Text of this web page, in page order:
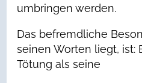
umbringen werden.
Das befremdliche
seinen Worten liegt, ist:
Tötung als seine